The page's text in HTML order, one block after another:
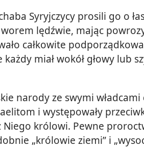
Syryjczycy prosili go o
lędźwie, mając
całkowite
miał wokół głowy lub
narody ze swymi władcami
i występowały
Niego królowi. Pewne
„królowie ziemi” i